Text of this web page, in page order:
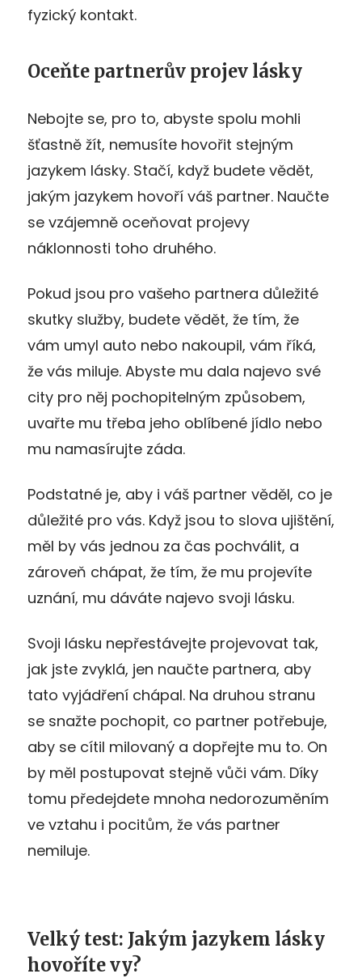
fyzický kontakt.
Oceňte partnerův projev lásky
Nebojte se, pro to, abyste spolu mohli
šťastně žít, nemusíte hovořit stejným
jazykem lásky. Stačí, když budete vědět,
jakým jazykem hovoří váš partner. Naučte
se vzájemně oceňovat projevy
náklonnosti toho druhého.
Pokud jsou pro vašeho partnera důležité
skutky služby, budete vědět, že tím, že
vám umyl auto nebo nakoupil, vám říká,
že vás miluje. Abyste mu dala najevo své
city pro něj pochopitelným způsobem,
uvařte mu třeba jeho oblíbené jídlo nebo
mu namasírujte záda.
Podstatné je, aby i váš partner věděl, co je
důležité pro vás. Když jsou to slova ujištění,
měl by vás jednou za čas pochválit, a
zároveň chápat, že tím, že mu projevíte
uznání, mu dáváte najevo svoji lásku.
Svoji lásku nepřestávejte projevovat tak,
jak jste zvyklá, jen naučte partnera, aby
tato vyjádření chápal. Na druhou stranu
se snažte pochopit, co partner potřebuje,
aby se cítil milovaný a dopřejte mu to. On
by měl postupovat stejně vůči vám. Díky
tomu předejdete mnoha nedorozuměním
ve vztahu i pocitům, že vás partner
nemiluje.
Velký test: Jakým jazykem lásky
hovoříte vy?